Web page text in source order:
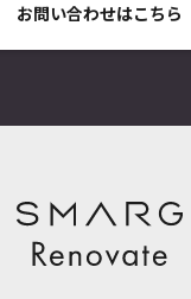
お問い合わせはこちら